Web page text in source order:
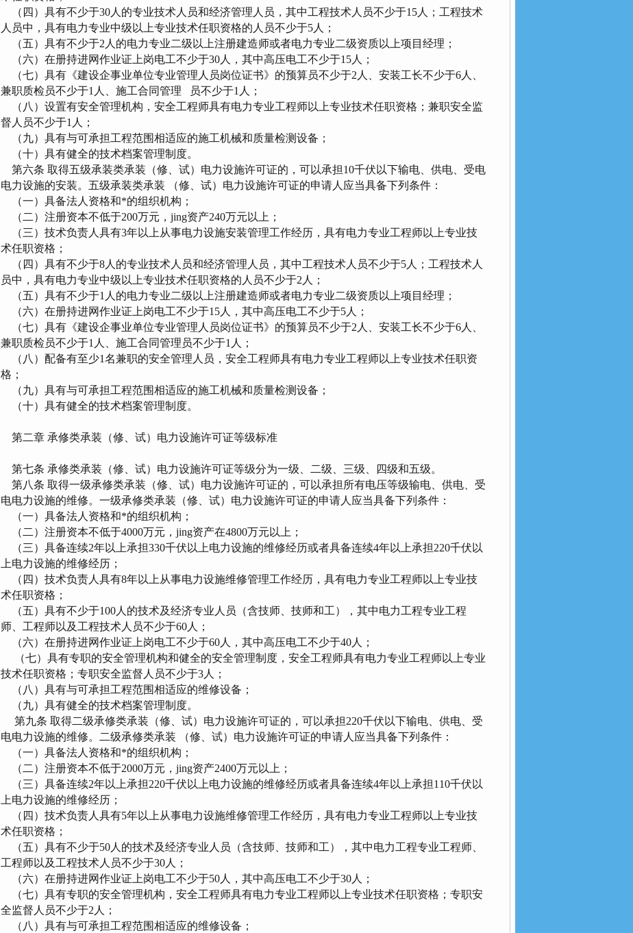
（四）具有不少于30人的专业技术人员和经济管理人员，其中工程技术人员不少于15人；工程技术
人员中，具有电力专业中级以上专业技术任职资格的人员不少于5人；
（五）具有不少于2人的电力专业二级以上注册建造师或者电力专业二级资质以上项目经理；
（六）在册持进网作业证上岗电工不少于30人，其中高压电工不少于15人；
（七）具有《建设企事业单位专业管理人员岗位证书》的预算员不少于2人、安装工长不少于6人、
兼职质检员不少于1人、施工合同管理 员不少于1人；
（八）设置有安全管理机构，安全工程师具有电力专业工程师以上专业技术任职资格；兼职安全监
督人员不少于1人；
（九）具有与可承担工程范围相适应的施工机械和质量检测设备；
（十）具有健全的技术档案管理制度。
第六条 取得五级承装类承装（修、试）电力设施许可证的，可以承担10千伏以下输电、供电、受电
电力设施的安装。五级承装类承装 （修、试）电力设施许可证的申请人应当具备下列条件：
（一）具备法人资格和*的组织机构；
（二）注册资本不低于200万元，jing资产240万元以上；
（三）技术负责人具有3年以上从事电力设施安装管理工作经历，具有电力专业工程师以上专业技
术任职资格；
（四）具有不少于8人的专业技术人员和经济管理人员，其中工程技术人员不少于5人；工程技术人
员中，具有电力专业中级以上专业技术任职资格的人员不少于2人；
（五）具有不少于1人的电力专业二级以上注册建造师或者电力专业二级资质以上项目经理；
（六）在册持进网作业证上岗电工不少于15人，其中高压电工不少于5人；
（七）具有《建设企事业单位专业管理人员岗位证书》的预算员不少于2人、安装工长不少于6人、
兼职质检员不少于1人、施工合同管理员不少于1人；
（八）配备有至少1名兼职的安全管理人员，安全工程师具有电力专业工程师以上专业技术任职资
格；
（九）具有与可承担工程范围相适应的施工机械和质量检测设备；
（十）具有健全的技术档案管理制度。
第二章 承修类承装（修、试）电力设施许可证等级标准
第七条 承修类承装（修、试）电力设施许可证等级分为一级、二级、三级、四级和五级。
第八条 取得一级承修类承装（修、试）电力设施许可证的，可以承担所有电压等级输电、供电、受
电电力设施的维修。一级承修类承装（修、试）电力设施许可证的申请人应当具备下列条件：
（一）具备法人资格和*的组织机构；
（二）注册资本不低于4000万元，jing资产在4800万元以上；
（三）具备连续2年以上承担330千伏以上电力设施的维修经历或者具备连续4年以上承担220千伏以
上电力设施的维修经历；
（四）技术负责人具有8年以上从事电力设施维修管理工作经历，具有电力专业工程师以上专业技
术任职资格；
（五）具有不少于100人的技术及经济专业人员（含技师、技师和工），其中电力工程专业工程
师、工程师以及工程技术人员不少于60人；
（六）在册持进网作业证上岗电工不少于60人，其中高压电工不少于40人；
（七）具有专职的安全管理机构和健全的安全管理制度，安全工程师具有电力专业工程师以上专业
技术任职资格；专职安全监督人员不少于3人；
（八）具有与可承担工程范围相适应的维修设备；
（九）具有健全的技术档案管理制度。
第九条 取得二级承修类承装（修、试）电力设施许可证的，可以承担220千伏以下输电、供电、受
电电力设施的维修。二级承修类承装 （修、试）电力设施许可证的申请人应当具备下列条件：
（一）具备法人资格和*的组织机构；
（二）注册资本不低于2000万元，jing资产2400万元以上；
（三）具备连续2年以上承担220千伏以上电力设施的维修经历或者具备连续4年以上承担110千伏以
上电力设施的维修经历；
（四）技术负责人具有5年以上从事电力设施维修管理工作经历，具有电力专业工程师以上专业技
术任职资格；
（五）具有不少于50人的技术及经济专业人员（含技师、技师和工），其中电力工程专业工程师、
工程师以及工程技术人员不少于30人；
（六）在册持进网作业证上岗电工不少于50人，其中高压电工不少于30人；
（七）具有专职的安全管理机构，安全工程师具有电力专业工程师以上专业技术任职资格；专职安
全监督人员不少于2人；
（八）具有与可承担工程范围相适应的维修设备；